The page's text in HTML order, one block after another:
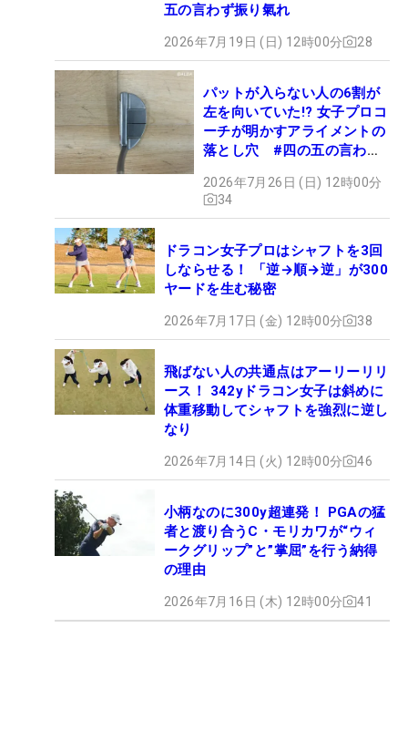
五の言わず振り氣れ
2026年7月19日 (日) 12時00分 28
パットが入らない人の6割が
左を向いていた!? 女子プロコ
ーチが明かすアライメントの
落とし穴 #四の五の言わず
2026年7月26日 (日) 12時00分
34
ドラコン女子プロはシャフトを3回
しならせる！ 「逆→順→逆」が300
ヤードを生む秘密
2026年7月17日 (金) 12時00分 38
飛ばない人の共通点はアーリーリリ
ース！ 342yドラコン女子は斜めに
体重移動してシャフトを強烈に逆し
なり
2026年7月14日 (火) 12時00分 46
小柄なのに300y超連発！ PGAの猛
者と渡り合うC・モリカワが“ウィ
ークグリップ”と”掌屈”を行う納得
の理由
2026年7月16日 (木) 12時00分 41